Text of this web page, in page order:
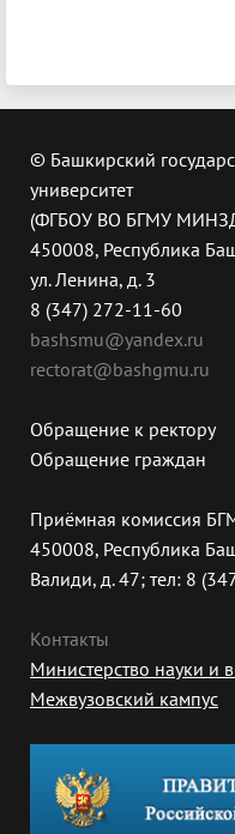
© Башкирский
университет
(ФГБОУ ВО БГМУ
450008, Республика
ул. Ленина, д. 3
8 (347) 272-11-60
bashsmu@yandex.ru
rectorat@bashgmu.ru
Обращение к ректору
Обращение граждан
Приёмная комиссия
450008, Республика
Валиди, д. 47; тел: 8
Контакты
Министерство науки и
Межвузовский кампус